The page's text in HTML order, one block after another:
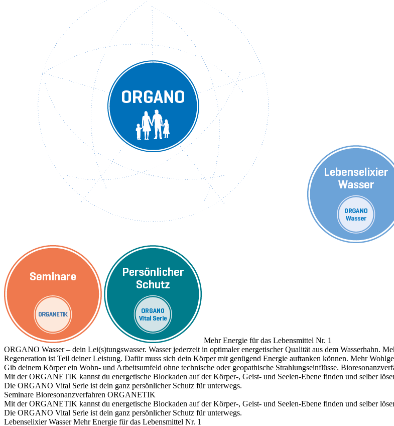
Mehr Energie für das Lebensmittel Nr. 1
ORGANO Wasser – dein Lei(s)tungswasser. Wasser jederzeit in optimaler energetischer Qualität aus dem Wasserhahn.
Regeneration ist Teil deiner Leistung. Dafür muss sich dein Körper mit genügend Energie auftanken können. Mehr
Gib deinem Körper ein Wohn- und Arbeitsumfeld ohne technische oder geopathische Strahlungseinflüsse.
Mit der ORGANETIK kannst du energetische Blockaden auf der Körper-, Geist- und Seelen-Ebene finden und selber
Die ORGANO Vital Serie ist dein ganz persönlicher Schutz für unterwegs.
Seminare Bioresonanzverfahren ORGANETIK
Mit der ORGANETIK kannst du energetische Blockaden auf der Körper-, Geist- und Seelen-Ebene finden und selber
Die ORGANO Vital Serie ist dein ganz persönlicher Schutz für unterwegs.
Lebenselixier Wasser Mehr Energie für das Lebensmittel Nr. 1